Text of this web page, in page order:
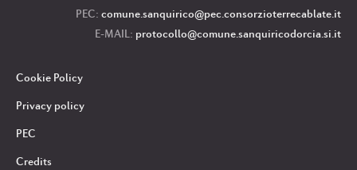
PEC: comune.sanquirico@pec.consorzioterrecablate.it
E-MAIL: protocollo@comune.sanquiricodorcia.si.it
Cookie Policy
Privacy policy
PEC
Credits